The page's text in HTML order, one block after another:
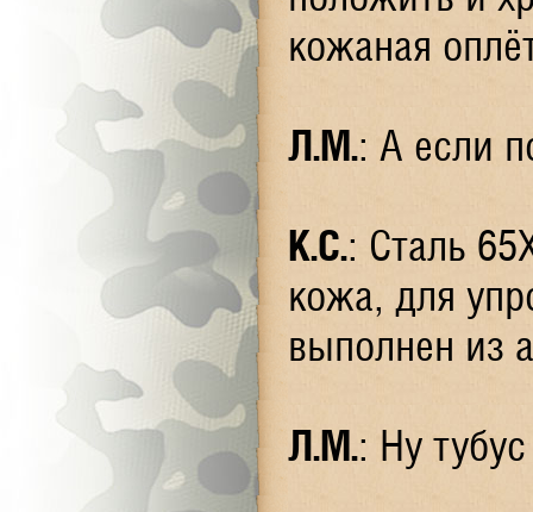
кожаная
Л.М.: А если
К.С.: Сталь
кожа, для
выполнен из
Л.М.: Ну